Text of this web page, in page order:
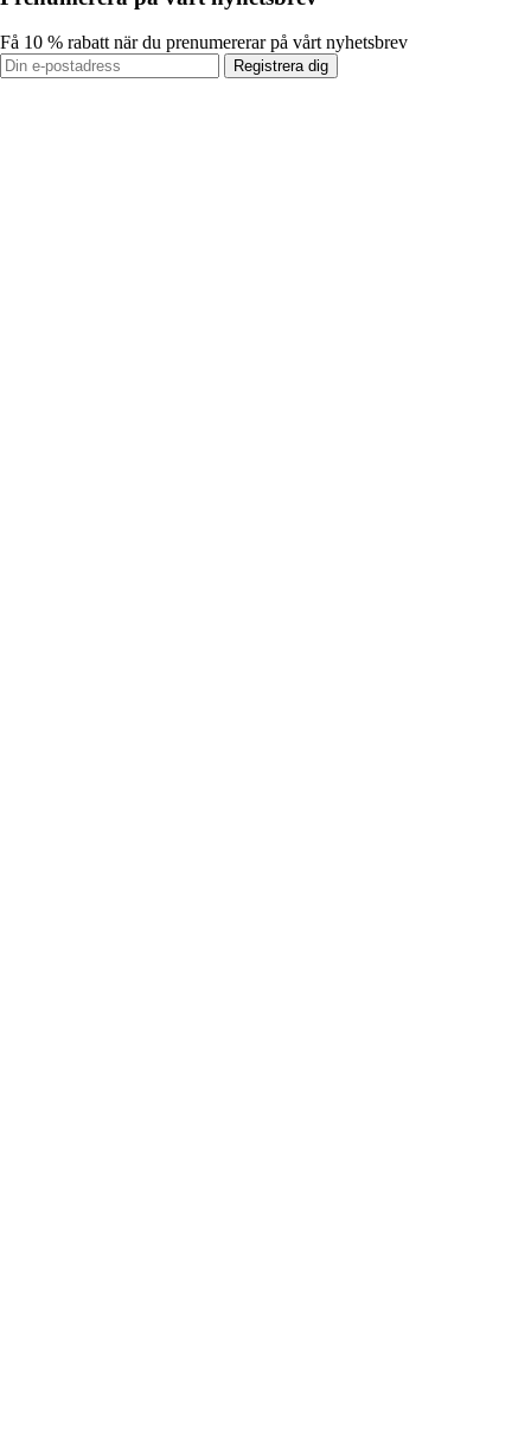
Få 10 % rabatt när du prenumererar på vårt nyhetsbrev
Registrera dig